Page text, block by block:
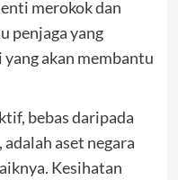
merokok dan
penjaga yang
akan membantu
bebas daripada
aset negara
Kesihatan